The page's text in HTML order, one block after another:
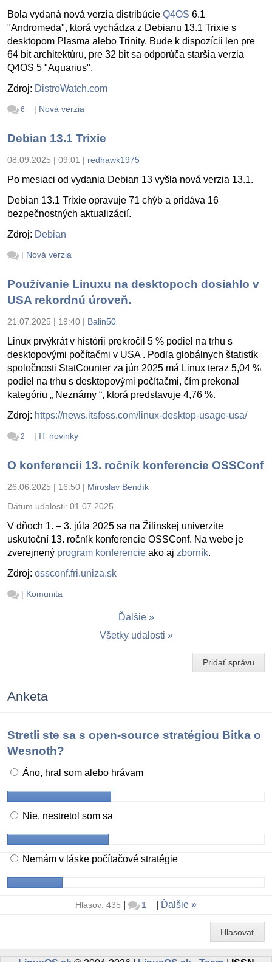
Bola vydaná nová verzia distribúcie Q4OS 6.1
"Andromeda", ktorá vychádza z Debianu 13.1 Trixie s
desktopom Plasma alebo Trinity. Bude k dispozícii len pre
64 bit architektúru, pre 32 bit sa odporúča staršia verzia
Q4OS 5 "Aquarius".
Zdroj: DistroWatch.com
6 | Nová verzia
Debian 13.1 Trixie
08.09.2025 | 09:01 | redhawk1975
Po mesiaci od vydania Debian 13 vyšla nová verzia 13.1.
Debian 13.1 Trixie opravuje 71 chýb a pridáva 16
bezpečnostných aktualizácií.
Zdroj: Debian
| Nová verzia
Používanie Linuxu na desktopoch dosiahlo v
USA rekordnú úroveň.
21.07.2025 | 19:40 | Balin50
Linux prvýkrát v histórii prekročil 5 % podiel na trhu s
desktopovými počítačmi v USA . Podľa globálnych štatistík
spoločnosti StatCounter za jún 2025 má Linux teraz 5,04 %
podiel na trhu s desktopovými počítačmi, čím prekonal
kategóriu „ Neznámy “, ktorá predstavuje 4,76 %.
Zdroj: https://news.itsfoss.com/linux-desktop-usage-usa/
2 | IT novinky
O konferencii 13. ročník konferencie OSSConf
26.06.2025 | 16:50 | Miroslav Bendík
Dátum udalosti: 01.07.2025
V dňoch 1. – 3. júla 2025 sa na Žilinskej univerzite
uskutoční 13. ročník konferencie OSSConf. Na webe je
zverejnený program konferencie ako aj zborník.
Zdroj: ossconf.fri.uniza.sk
| Komunita
Ďalšie
Všetky udalosti
Pridať správu
Anketa
Stretli ste sa s open-source stratégiou Bitka o
Wesnoth?
Áno, hral som alebo hrávam
Nie, nestretol som sa
Nemám v láske počítačové stratégie
Hlasov: 435 1 Ďalšie
Hlasovať